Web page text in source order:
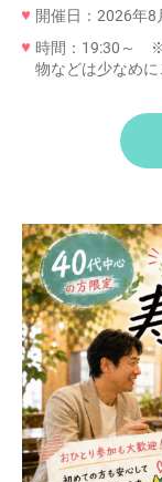
開催日：2026年8
時間：19:30～ ※
物などは少なめ